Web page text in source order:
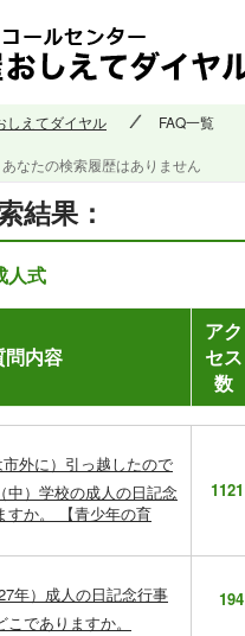
しえてダイヤル FAQ一覧
結果：
人式
あなたの検索履歴はありません
問内容
アク
セス
数
市外に）引っ越したので
中）学校の成人の日記念
すか。 【青少年の育
1121
年）成人の日記念行事
でありますか。
194